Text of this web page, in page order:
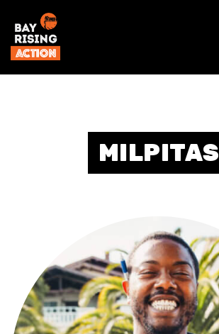
MILPITAS